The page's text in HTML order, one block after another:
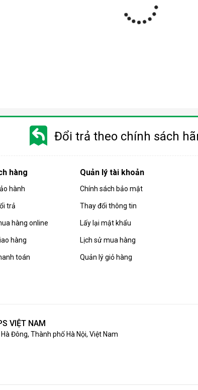
Đổi trả theo chính sách
hàng
hành
trả
hàng online
hàng
toán
Quản lý tài khoản
Chính sách bảo mật
Thay đổi thông tin
Lấy lại mật khẩu
Lịch sử mua hàng
Quản lý giỏ hàng
VIỆT NAM
Đông, Thành phố Hà Nội, Việt Nam